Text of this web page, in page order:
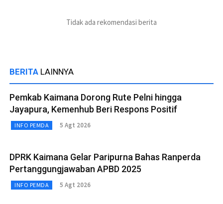
Tidak ada rekomendasi berita
BERITA LAINNYA
Pemkab Kaimana Dorong Rute Pelni hingga
Jayapura, Kemenhub Beri Respons Positif
INFO PEMDA 5 Agt 2026
DPRK Kaimana Gelar Paripurna Bahas Ranperda
Pertanggungjawaban APBD 2025
INFO PEMDA 5 Agt 2026